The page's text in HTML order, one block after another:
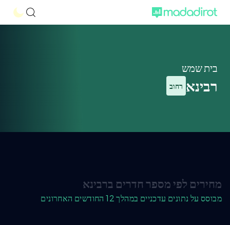
בית שמש
רבינא רחוב
מחירים לפי מספר חדרים ברבינא
מבוסס על נתונים עדכניים במהלך 12 החודשים האחרונים